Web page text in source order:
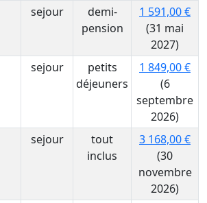
sejour
demi-
pension
1 591,00 €
(31 mai
2027)
sejour
petits
déjeuners
1 849,00 €
(6
septembre
2026)
sejour
tout
inclus
3 168,00 €
(30
novembre
2026)